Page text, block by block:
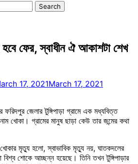
হবে ফের, স্বাধীন ঐ আকাশটা শেখ
17, 2021March 17, 2021
জেলার টুঙ্গিপাড়া গ্রামে এক মধ্যবিত্ত
খোকা। গ্রামের মানুষ ছাড়া কেউ তার জন্মের কথা
মৃত্যু হলো, স্বাভাবিক মৃত্যু নয়, ঘাতকদলের
বিশ্ব শোকে আচ্ছন্ন হয়েছে। তিনি তখন টুঙ্গিপাড়ার